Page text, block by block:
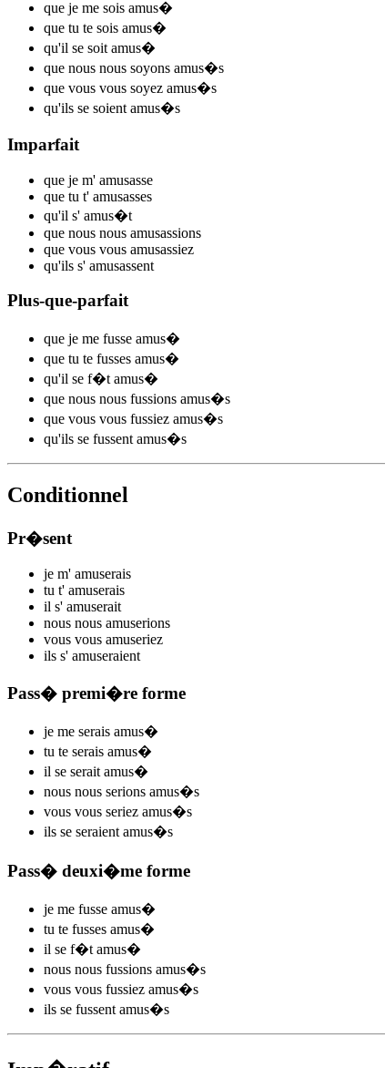
que je me sois amus�
que tu te sois amus�
qu'il se soit amus�
que nous nous soyons amus�s
que vous vous soyez amus�s
qu'ils se soient amus�s
Imparfait
que je m' amusasse
que tu t' amusasses
qu'il s' amus�t
que nous nous amusassions
que vous vous amusassiez
qu'ils s' amusassent
Plus-que-parfait
que je me fusse amus�
que tu te fusses amus�
qu'il se f�t amus�
que nous nous fussions amus�s
que vous vous fussiez amus�s
qu'ils se fussent amus�s
Conditionnel
Pr�sent
je m' amuserais
tu t' amuserais
il s' amuserait
nous nous amuserions
vous vous amuseriez
ils s' amuseraient
Pass� premi�re forme
je me serais amus�
tu te serais amus�
il se serait amus�
nous nous serions amus�s
vous vous seriez amus�s
ils se seraient amus�s
Pass� deuxi�me forme
je me fusse amus�
tu te fusses amus�
il se f�t amus�
nous nous fussions amus�s
vous vous fussiez amus�s
ils se fussent amus�s